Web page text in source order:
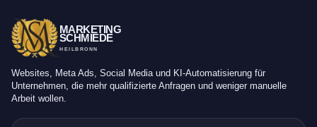
MARKETING
SCHMIEDE
HEILBRONN
Websites, Meta Ads, Social Media und KI-Automatisierung für
Unternehmen, die mehr qualifizierte Anfragen und weniger manuelle
Arbeit wollen.